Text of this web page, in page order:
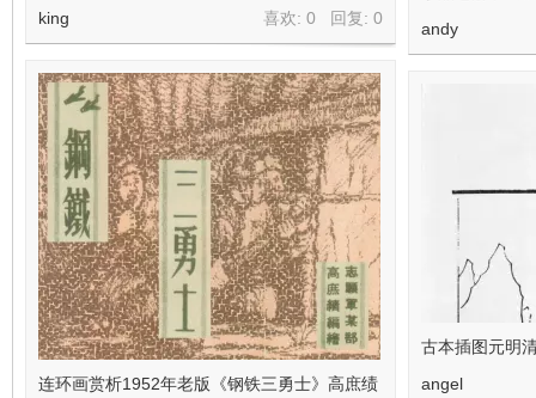
喜欢: 0 回复: 0
king
andy
连环画赏析1952年老版《钢铁三勇士》高庶绩
古本插图元明
angel